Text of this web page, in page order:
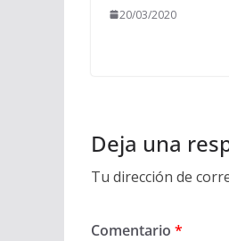
20/03/2020
Deja una
Tu dirección de
Comentario *